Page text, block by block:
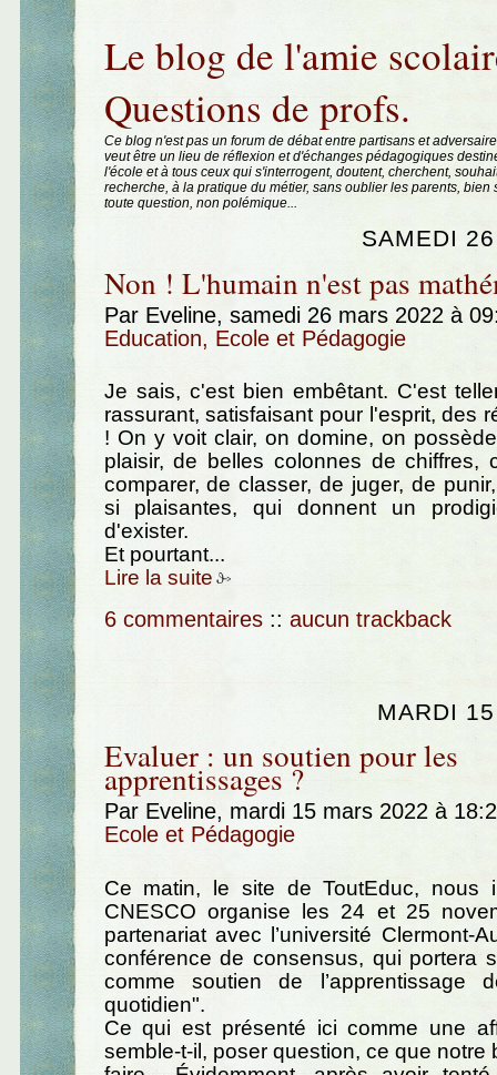
Le blog de l'amie
Questions de profs.
Ce blog n'est pas un forum de débat entre partisans et
veut être un lieu de réflexion et d'échanges pédagogiques
l'école et à tous ceux qui s'interrogent, doutent, cherchent,
recherche, à la pratique du métier, sans oublier les parents, bien
toute question, non polémique...
SAMEDI
Non ! L'humain n'est pas
Par Eveline, samedi 26 mars 2022 à
Education, Ecole et Pédagogie
Je sais, c'est bien embêtant. C'est
rassurant, satisfaisant pour l'esprit, des
! On y voit clair, on domine, on
plaisir, de belles colonnes de chiffres,
comparer, de classer, de juger, de
si plaisantes, qui donnent un
d'exister.
Et pourtant...
Lire la suite
6 commentaires :: aucun trackback
MARDI
Evaluer : un soutien pour les
apprentissages ?
Par Eveline, mardi 15 mars 2022 à
Ecole et Pédagogie
Ce matin, le site de ToutEduc, nous
CNESCO organise les 24 et 25
partenariat avec l’université Clermont-
conférence de consensus, qui portera
comme soutien de l’apprentissage
quotidien".
Ce qui est présenté ici comme une
semble-t-il, poser question, ce que notre